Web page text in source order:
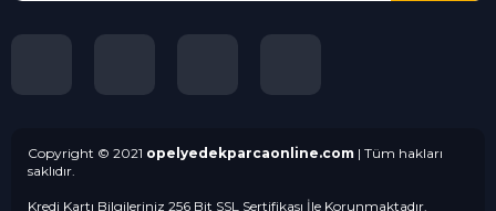
Copyright © 2021 opelyedekparcaonline.com | Tüm hakları
saklıdır.
Kredi Kartı Bilgileriniz 256 Bit SSL Sertifikası İle Korunmaktadır.